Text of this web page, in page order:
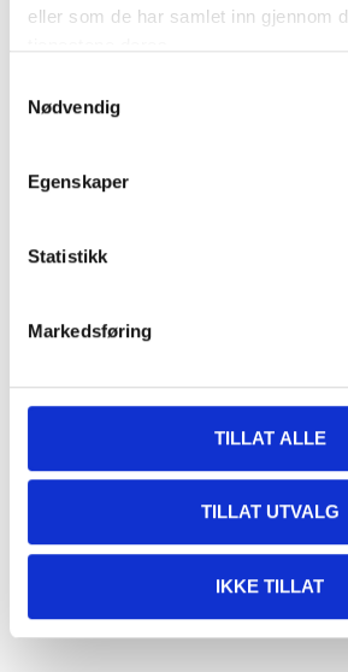
eller som de har samlet inn gjennom
Nødvendig
Egenskaper
Statistikk
Markedsføring
TILLAT ALLE
TILLAT UTVALG
IKKE TILLAT
LES MER
149,- 135